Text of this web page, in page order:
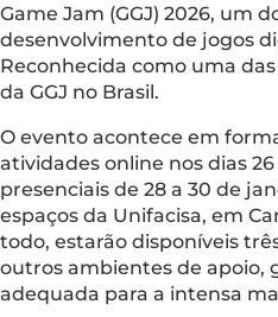
Game Jam (GGJ) 2026, um
desenvolvimento de jogos
Reconhecida como uma
da GGJ no Brasil.
O evento acontece em
atividades online nos dias
presenciais de 28 a 30 de
espaços da Unifacisa, em
todo, estarão disponíveis
outros ambientes de apoio,
adequada para a intensa